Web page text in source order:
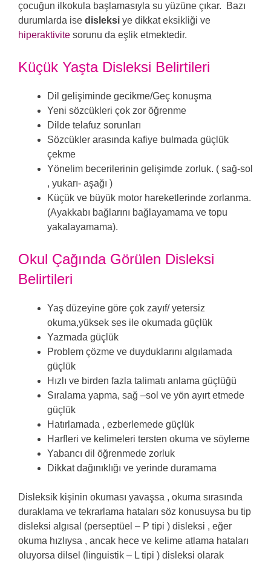
çocuğun ilkokula başlamasıyla su yüzüne çıkar. Bazı
durumlarda ise disleksi ye dikkat eksikliği ve
hiperaktivite sorunu da eşlik etmektedir.
Küçük Yaşta Disleksi Belirtileri
Dil gelişiminde gecikme/Geç konuşma
Yeni sözcükleri çok zor öğrenme
Dilde telafuz sorunları
Sözcükler arasında kafiye bulmada güçlük
çekme
Yönelim becerilerinin gelişimde zorluk. ( sağ-sol
, yukarı- aşağı )
Küçük ve büyük motor hareketlerinde zorlanma.
(Ayakkabı bağlarını bağlayamama ve topu
yakalayamama).
Okul Çağında Görülen Disleksi
Belirtileri
Yaş düzeyine göre çok zayıf/ yetersiz
okuma,yüksek ses ile okumada güçlük
Yazmada güçlük
Problem çözme ve duyduklarını algılamada
güçlük
Hızlı ve birden fazla talimatı anlama güçlüğü
Sıralama yapma, sağ –sol ve yön ayırt etmede
güçlük
Hatırlamada , ezberlemede güçlük
Harfleri ve kelimeleri tersten okuma ve söyleme
Yabancı dil öğrenmede zorluk
Dikkat dağınıklığı ve yerinde duramama
Disleksik kişinin okuması yavaşsa , okuma sırasında
duraklama ve tekrarlama hataları söz konusuysa bu tip
disleksi algısal (perseptüel – P tipi ) disleksi , eğer
okuma hızlıysa , ancak hece ve kelime atlama hataları
oluyorsa dilsel (linguistik – L tipi ) disleksi olarak